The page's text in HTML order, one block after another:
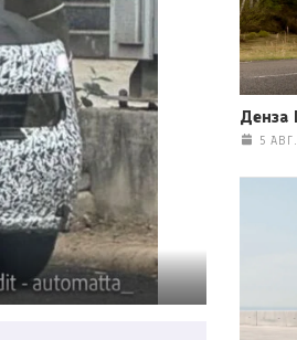
Денза
5